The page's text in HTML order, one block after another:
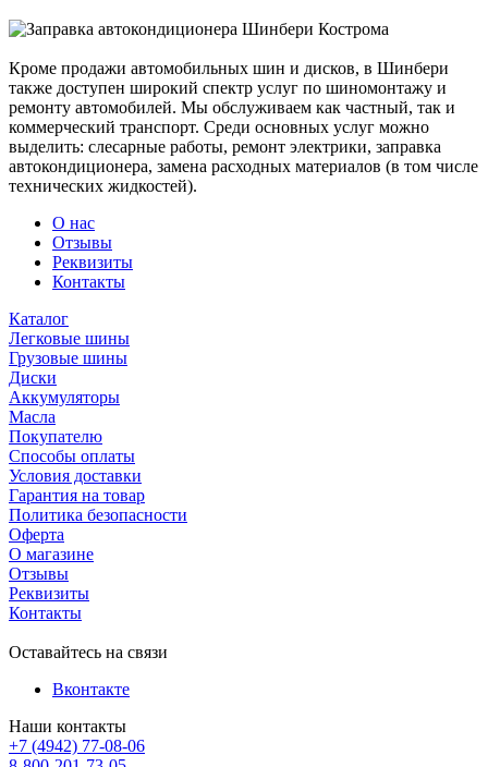
Кроме продажи автомобильных шин и дисков, в Шинбери
также доступен широкий спектр услуг по шиномонтажу и
ремонту автомобилей. Мы обслуживаем как частный, так и
коммерческий транспорт. Среди основных услуг можно
выделить: слесарные работы, ремонт электрики, заправка
автокондиционера, замена расходных материалов (в том числе
технических жидкостей).
О нас
Отзывы
Реквизиты
Контакты
Каталог
Легковые шины
Грузовые шины
Диски
Аккумуляторы
Масла
Покупателю
Способы оплаты
Условия доставки
Гарантия на товар
Политика безопасности
Оферта
О магазине
Отзывы
Реквизиты
Контакты
Оставайтесь на связи
Вконтакте
Наши контакты
+7 (4942) 77-08-06